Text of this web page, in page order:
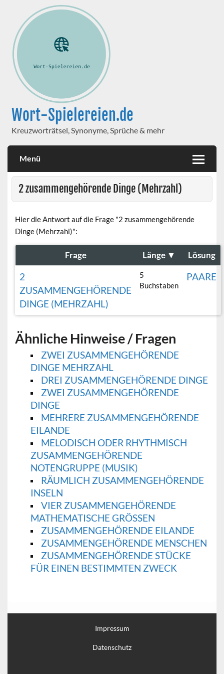
Wort-Spielereien.de
Kreuzworträtsel, Synonyme, Sprüche & mehr
Menü
2 zusammengehörende Dinge (Mehrzahl)
Hier die Antwort auf die Frage "2 zusammengehörende
Dinge (Mehrzahl)":
Frage Länge ▼ Lösung
2
ZUSAMMENGEHÖRENDE
DINGE (MEHRZAHL)
5
Buchstaben
PAARE
Ähnliche Hinweise / Fragen
ZWEI ZUSAMMENGEHÖRENDE
DINGE MEHRZAHL
DREI ZUSAMMENGEHÖRENDE DINGE
ZWEI ZUSAMMENGEHÖRENDE
DINGE
MEHRERE ZUSAMMENGEHÖRENDE
EILANDE
MELODISCH ODER RHYTHMISCH
ZUSAMMENGEHÖRENDE
NOTENGRUPPE (MUSIK)
RÄUMLICH ZUSAMMENGEHÖRENDE
INSELN
VIER ZUSAMMENGEHÖRENDE
MATHEMATISCHE GRÖSSEN
ZUSAMMENGEHÖRENDE EILANDE
ZUSAMMENGEHÖRENDE MENSCHEN
ZUSAMMENGEHÖRENDE STÜCKE
FÜR EINEN BESTIMMTEN ZWECK
Impressum
Datenschutz